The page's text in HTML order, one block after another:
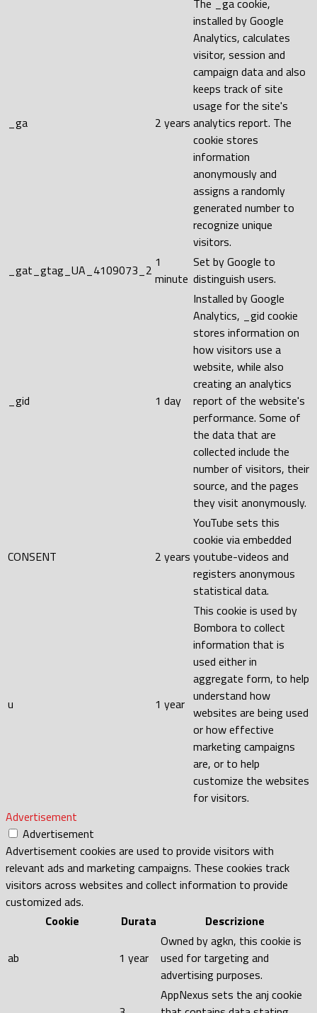
_ga 2 years
The _ga cookie,
installed by Google
Analytics, calculates
visitor, session and
campaign data and also
keeps track of site
usage for the site's
analytics report. The
cookie stores
information
anonymously and
assigns a randomly
generated number to
recognize unique
visitors.
_gat_gtag_UA_4109073_2 1
minute
Set by Google to
distinguish users.
_gid 1 day
Installed by Google
Analytics, _gid cookie
stores information on
how visitors use a
website, while also
creating an analytics
report of the website's
performance. Some of
the data that are
collected include the
number of visitors, their
source, and the pages
they visit anonymously.
CONSENT 2 years
YouTube sets this
cookie via embedded
youtube-videos and
registers anonymous
statistical data.
u 1 year
This cookie is used by
Bombora to collect
information that is
used either in
aggregate form, to help
understand how
websites are being used
or how effective
marketing campaigns
are, or to help
customize the websites
for visitors.
Advertisement
Advertisement
Advertisement cookies are used to provide visitors with
relevant ads and marketing campaigns. These cookies track
visitors across websites and collect information to provide
customized ads.
Cookie
Durata Descrizione
ab 1 year
Owned by agkn, this cookie is
used for targeting and
advertising purposes.
AppNexus sets the anj cookie